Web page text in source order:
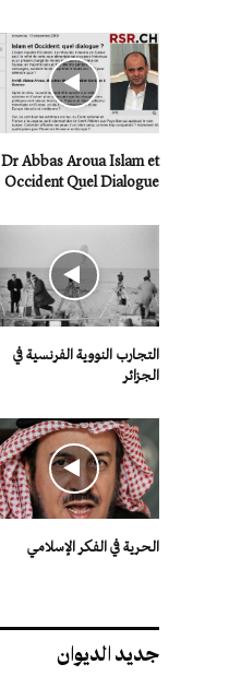
Dr Abbas Aroua Islam et
Occident Quel Dialogue
التجارب النووية الفرنسية في
الجزائر
الحرية في الفكر الإسلامي
جديد الديوان